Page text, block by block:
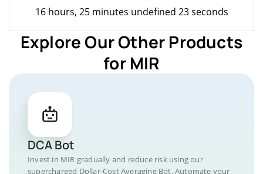
16 hours, 25 minutes undefined 23 seconds
Explore Our Other Products
for MIR
DCA Bot
Invest in MIR gradually and reduce risk using our
supercharged Dollar-Cost Averaging Bot. Automate your